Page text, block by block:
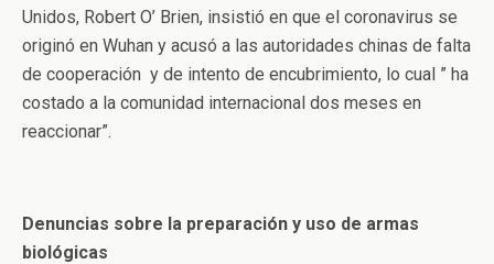
Unidos, Robert O’ Brien, insistió en que el coronavirus se
originó en Wuhan y acusó a las autoridades chinas de falta
de cooperación y de intento de encubrimiento, lo cual ” ha
costado a la comunidad internacional dos meses en
reaccionar”.
Denuncias sobre la preparación y uso de armas
biológicas